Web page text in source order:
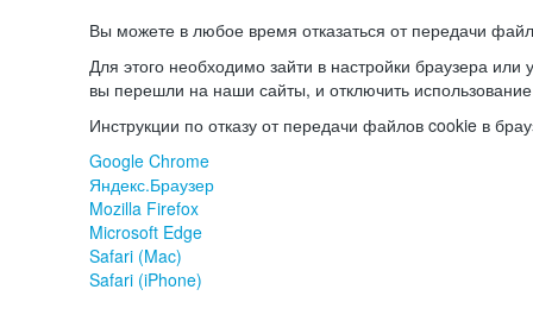
Вы можете в любое время отказаться от передачи
Для этого необходимо зайти в настройки браузера или
вы перешли на наши сайты, и отключить
Инструкции по отказу от передачи файлов cookie в
Google Chrome
Яндекс.Браузер
Mozilla Firefox
Microsoft Edge
Safari (Mac)
Safari (iPhone)